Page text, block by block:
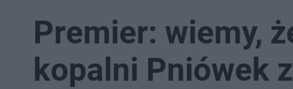
Premier: wiemy,
kopalni Pniówek